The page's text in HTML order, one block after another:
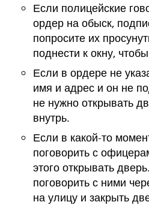
Если полицейские
ордер на обыск,
попросите их
поднести к окну,
Если в ордере не
имя и адрес и он не
не нужно открывать
внутрь.
Если в какой-то
поговорить с
этого открывать
поговорить с ними
на улицу и закрыть